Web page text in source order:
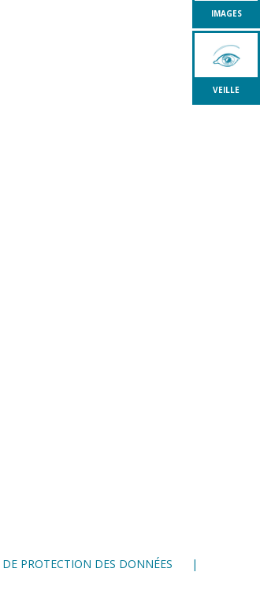
IMAGES
VEILLE
PROTECTION DES DONNÉES